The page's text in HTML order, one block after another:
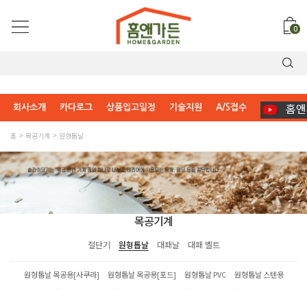
0
회사소개 카다로그 상품입고일정 기술지원 A/S접수
홈 목공기계 원형톱날
목공기계
절단기 원형톱날 대패날 대패 벨트
원형톱날 목공용[사쿠라] 원형톱날 목공용[포드] 원형톱날 PVC
원형톱날 스텐용